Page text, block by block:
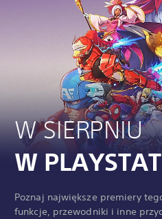
W SIERPNIU
W
Poznaj największe premiery
funkcje, przewodniki i inne